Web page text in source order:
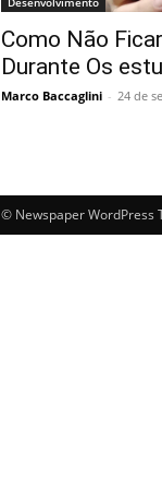
Como Não
Durante Os
Marco Baccaglini - 24 de
© Newspaper WordPress